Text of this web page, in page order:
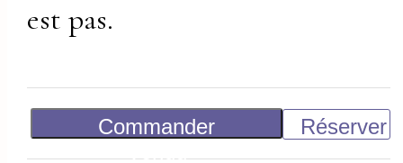
est pas.
Commander
Réserver